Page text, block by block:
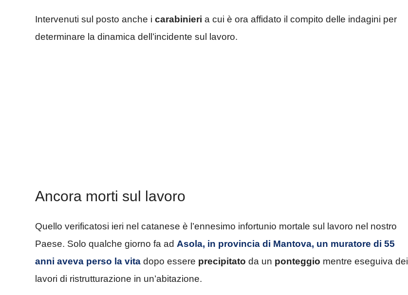
Intervenuti sul posto anche i carabinieri a cui è ora affidato il compito delle indagini per
determinare la dinamica dell’incidente sul lavoro.
Ancora morti sul lavoro
Quello verificatosi ieri nel catanese è l’ennesimo infortunio mortale sul lavoro nel nostro
Paese. Solo qualche giorno fa ad Asola, in provincia di Mantova, un muratore di 55
anni aveva perso la vita dopo essere precipitato da un ponteggio mentre eseguiva dei
lavori di ristrutturazione in un’abitazione.